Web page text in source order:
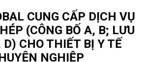
CUNG CẤP DỊCH VỤ
(CÔNG BỐ A, B; LƯU
CHO THIẾT BỊ Y TẾ
NGHIỆP